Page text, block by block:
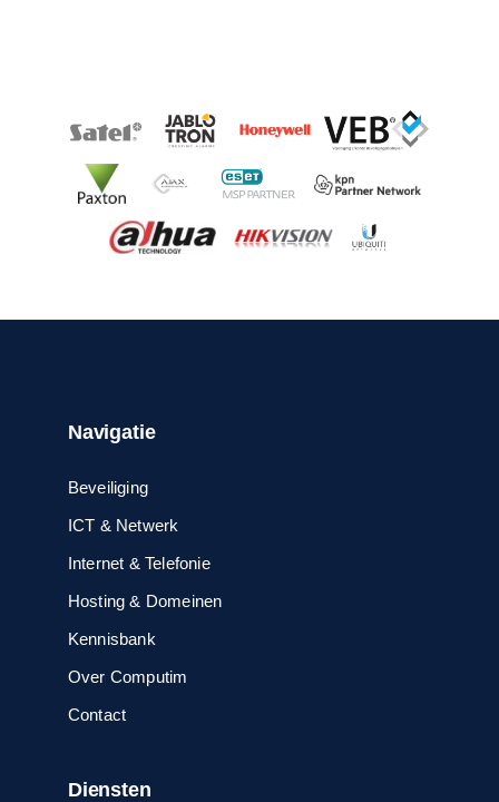
Navigatie
Beveiliging
ICT & Netwerk
Internet & Telefonie
Hosting & Domeinen
Kennisbank
Over Computim
Contact
Diensten